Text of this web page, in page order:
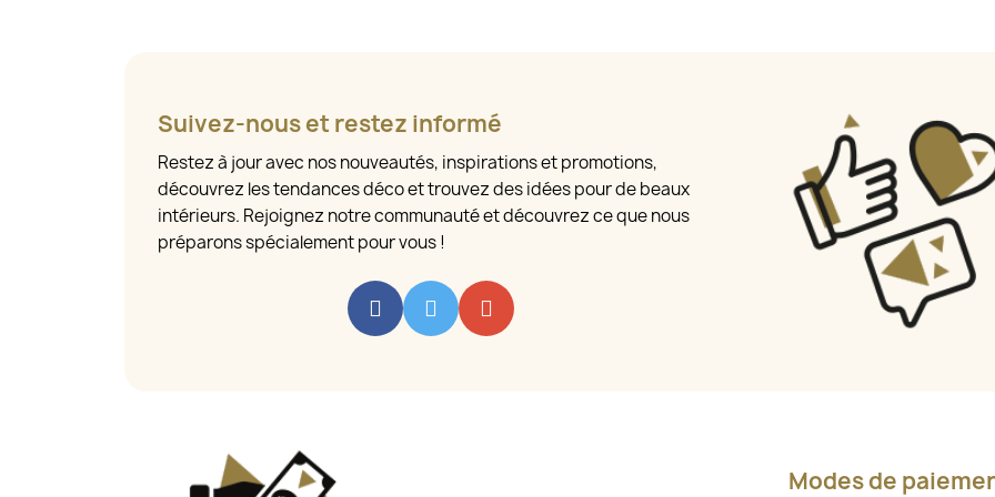
Suivez-nous et restez informé
Restez à jour avec nos nouveautés, inspirations et promotions,
découvrez les tendances déco et trouvez des idées pour de beaux
intérieurs. Rejoignez notre communauté et découvrez ce que nous
préparons spécialement pour vous !
Modes de